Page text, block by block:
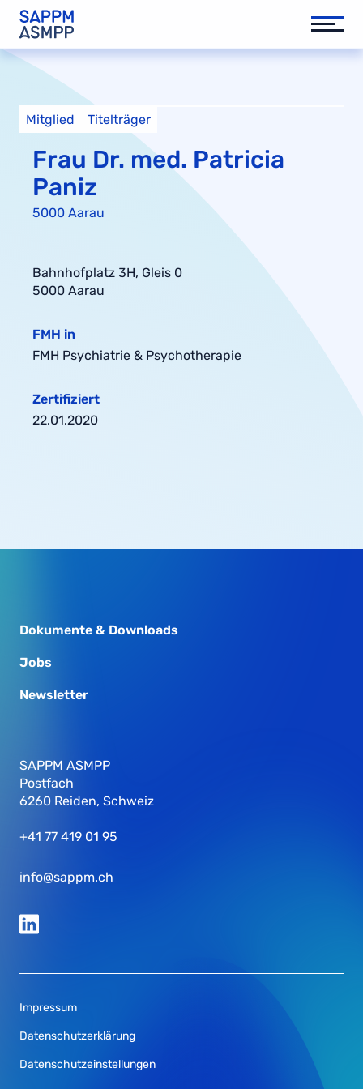
Mitglied Titelträger
Frau Dr. med. Patricia
Paniz
5000 Aarau
Bahnhofplatz 3H, Gleis 0
5000 Aarau
FMH in
FMH Psychiatrie & Psychotherapie
Zertifiziert
22.01.2020
Dokumente & Downloads
Jobs
Newsletter
SAPPM ASMPP
Postfach
6260 Reiden, Schweiz
+41 77 419 01 95
info@sappm.ch
Impressum
Datenschutzerklärung
Datenschutzeinstellungen